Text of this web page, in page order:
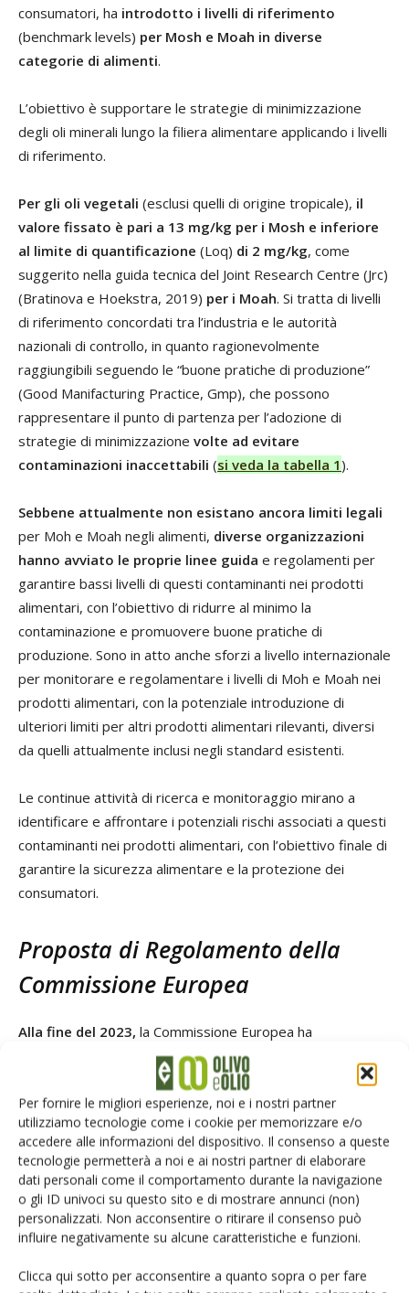
Per fornire le migliori esperienze, noi e i nostri partner
utilizziamo tecnologie come i cookie per memorizzare e/o
accedere alle informazioni del dispositivo. Il consenso a queste
tecnologie permetterà a noi e ai nostri partner di elaborare
dati personali come il comportamento durante la navigazione
o gli ID univoci su questo sito e di mostrare annunci (non)
personalizzati. Non acconsentire o ritirare il consenso può
influire negativamente su alcune caratteristiche e funzioni.
Clicca qui sotto per acconsentire a quanto sopra o per fare
consumatori, ha introdotto i livelli di riferimento
(benchmark levels) per Mosh e Moah in diverse
categorie di alimenti.
L’obiettivo è supportare le strategie di minimizzazione
degli oli minerali lungo la filiera alimentare applicando i livelli
di riferimento.
Per gli oli vegetali (esclusi quelli di origine tropicale), il
valore fissato è pari a 13 mg/kg per i Mosh e inferiore
al limite di quantificazione (Loq) di 2 mg/kg, come
suggerito nella guida tecnica del Joint Research Centre (Jrc)
(Bratinova e Hoekstra, 2019) per i Moah. Si tratta di livelli
di riferimento concordati tra l’industria e le autorità
nazionali di controllo, in quanto ragionevolmente
raggiungibili seguendo le “buone pratiche di produzione”
(Good Manifacturing Practice, Gmp), che possono
rappresentare il punto di partenza per l’adozione di
strategie di minimizzazione volte ad evitare
contaminazioni inaccettabili (si veda la tabella 1).
Sebbene attualmente non esistano ancora limiti legali
per Moh e Moah negli alimenti, diverse organizzazioni
hanno avviato le proprie linee guida e regolamenti per
garantire bassi livelli di questi contaminanti nei prodotti
alimentari, con l’obiettivo di ridurre al minimo la
contaminazione e promuovere buone pratiche di
produzione. Sono in atto anche sforzi a livello internazionale
per monitorare e regolamentare i livelli di Moh e Moah nei
prodotti alimentari, con la potenziale introduzione di
ulteriori limiti per altri prodotti alimentari rilevanti, diversi
da quelli attualmente inclusi negli standard esistenti.
Le continue attività di ricerca e monitoraggio mirano a
identificare e affrontare i potenziali rischi associati a questi
contaminanti nei prodotti alimentari, con l’obiettivo finale di
garantire la sicurezza alimentare e la protezione dei
consumatori.
Proposta di Regolamento della
Commissione Europea
Alla fine del 2023, la Commissione Europea ha
presentato una prima bozza di regolamento
stabilire i livelli massimi di idrocarburi aromatici degli oli
mineraliMoah. L’obiettivo è integrare questi livelli massimi
nel Regolamento Europeo sui Contaminanti (Ue) 2023/915.
Sono anche in corso discussioni per stabilire un livello
massimo di Moah nelle specifiche degli additivi alimentari
tramite il Regolamento (Ue) n. 231/2012.
Inoltre, èattualmente in discussione una proposta di
raccomandazione sul monitoraggio degli idrocarburi